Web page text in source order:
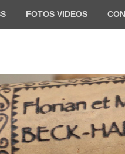
FOTOS VIDEOS